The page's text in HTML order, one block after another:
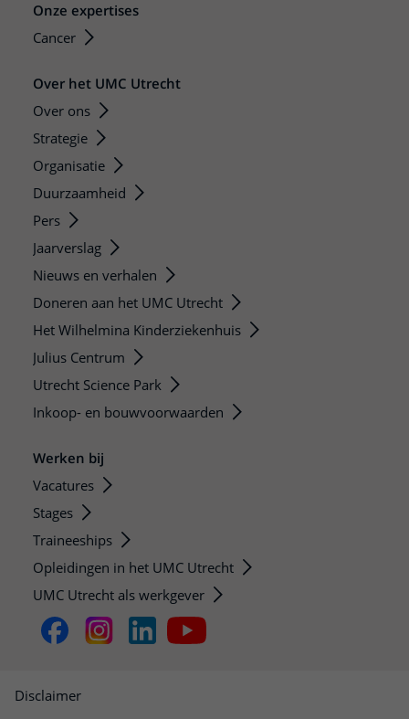
Onze expertises
Cancer
Over het UMC Utrecht
Over ons
Strategie
Organisatie
Duurzaamheid
Pers
Jaarverslag
Nieuws en verhalen
Doneren aan het UMC Utrecht
Het Wilhelmina Kinderziekenhuis
Julius Centrum
Utrecht Science Park
Inkoop- en bouwvoorwaarden
Werken bij
Vacatures
Stages
Traineeships
Opleidingen in het UMC Utrecht
UMC Utrecht als werkgever
Disclaimer